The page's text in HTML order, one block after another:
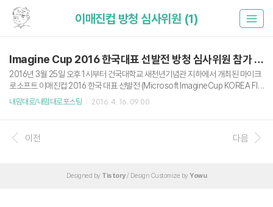
이매진컵 방청 심사위원 (1)
Imagine Cup 2016 한국대표 선발전 방청 심사위원 참가 후기
2016년 3월 25일 오후 1시부터 건국대학교 새천년기념관 지하에서 개최된 마이크
로소프트 이매진컵 2016 한국 대표 선발전 (Microsoft ImagineCup KOREA FIN
AL)에 방청 심사위원으로 다녀왔습니다. 저는 개인적으로 이매진컵 관련행사에 처
이스에서도 되게 신박한 아이디어들은 많더군요. 이매진컵 국가대표 선발은 Game
s(게임), Innovation(혁신), World Citizenship(사회 공헌) 3가지 분야에서 한팀씩
내맘대로/내맘대로포스팅 2016. 4. 16. 09:00
이전 다음
Designed by Tistory/ Design Customize by Yowu